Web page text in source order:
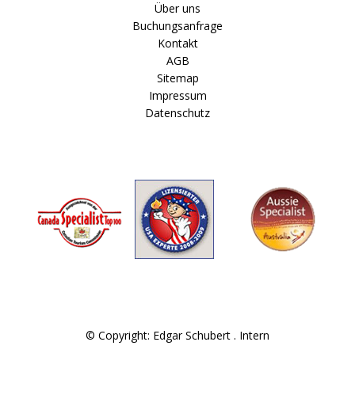
Über uns
Buchungsanfrage
Kontakt
AGB
Sitemap
Impressum
Datenschutz
© Copyright: Edgar Schubert . Intern